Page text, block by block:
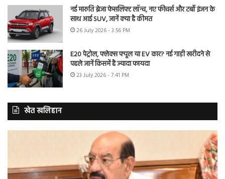
नई मारुति ब्रेजा फेसलिफ्ट लॉन्च, नए फीचर्स और टर्बो इंजन के
साथ आई SUV, जानें क्या है कीमत
26 July 2026 - 3:56 PM
E20 पेट्रोल, फ्लेक्स फ्यूल या EV कार? नई गाड़ी खरीदने से
पहले जानें किसमें है ज्यादा फायदा
23 July 2026 - 7:41 PM
खेत खलिहान